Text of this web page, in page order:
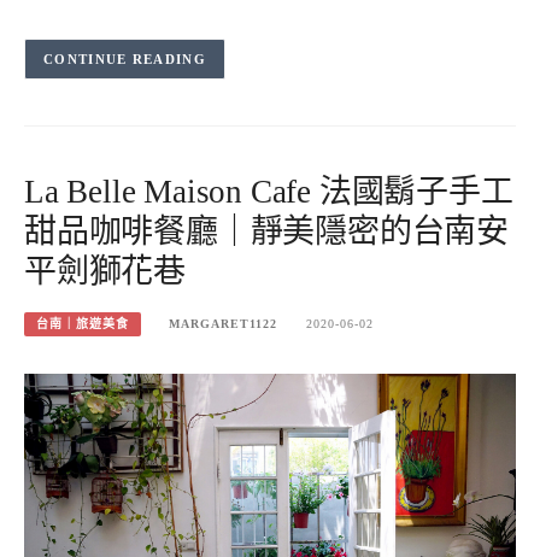
CONTINUE READING
La Belle Maison Cafe 法國鬍子手工
甜品咖啡餐廳｜靜美隱密的台南安
平劍獅花巷
台南｜旅遊美食 MARGARET1122 2020-06-02